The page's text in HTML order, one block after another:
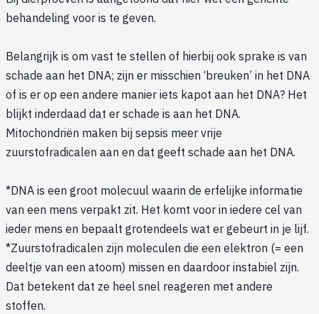
behandeling voor is te geven.
Belangrijk is om vast te stellen of hierbij ook sprake is van
schade aan het DNA; zijn er misschien ‘breuken’ in het DNA
of is er op een andere manier iets kapot aan het DNA? Het
blijkt inderdaad dat er schade is aan het DNA.
Mitochondriën maken bij sepsis meer vrije
zuurstofradicalen aan en dat geeft schade aan het DNA.
*DNA is een groot molecuul waarin de erfelijke informatie
van een mens verpakt zit. Het komt voor in iedere cel van
ieder mens en bepaalt grotendeels wat er gebeurt in je lijf.
*Zuurstofradicalen zijn moleculen die een elektron (= een
deeltje van een atoom) missen en daardoor instabiel zijn.
Dat betekent dat ze heel snel reageren met andere
stoffen.